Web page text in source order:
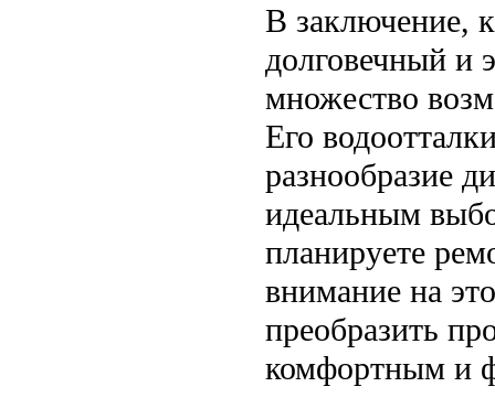
В заключение,
долговечный и
множество
Его
разнообразие
идеальным
планируете
внимание на
преобразить
комфортным и